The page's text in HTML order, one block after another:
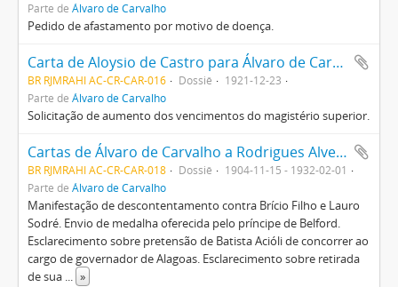
Parte de Álvaro de Carvalho
Pedido de afastamento por motivo de doença.
Carta de Aloysio de Castro para Álvaro de Carvalho
BR RJMRAHI AC-CR-CAR-016 Dossiê
1921-12-23
Parte de Álvaro de Carvalho
Solicitação de aumento dos vencimentos do magistério superior.
Cartas de Álvaro de Carvalho a Rodrigues Alves, Batista Acióli, Paulo Moraes Barros, João Pessoa, entre outros.
BR RJMRAHI AC-CR-CAR-018 Dossiê
1904-11-15 - 1932-02-01
Parte de Álvaro de Carvalho
Manifestação de descontentamento contra Brício Filho e Lauro
Sodré. Envio de medalha oferecida pelo príncipe de Belford.
Esclarecimento sobre pretensão de Batista Acióli de concorrer ao
cargo de governador de Alagoas. Esclarecimento sobre retirada
de sua ... »